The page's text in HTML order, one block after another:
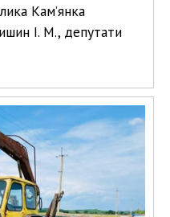
Кам’янка
І. М., депутати